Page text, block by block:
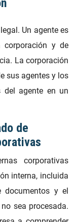
Un agente es
corporación y de
La corporación
sus agentes y los
del agente en un
de
corporativas
interna, incluida
documentos y el
sea procesada.